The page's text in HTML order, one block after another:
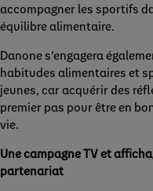
accompagner les sportifs
équilibre alimentaire.
Danone s’engagera
habitudes alimentaires et
jeunes, car acquérir des
premier pas pour être en
vie.
Une campagne TV et
partenariat